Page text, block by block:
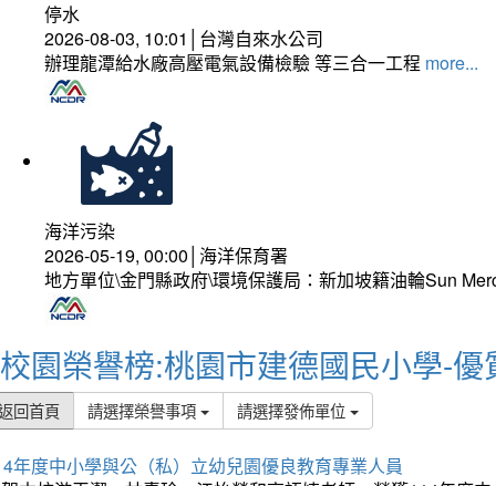
停水
2026-08-03, 10:01│台灣自來水公司
辦理龍潭給水廠高壓電氣設備檢驗 等三合一工程 more...
海洋污染
2026-05-19, 00:00│海洋保育署
地方單位\金門縣政府\環境保護局：新加坡籍油輪Sun
校園榮譽榜:桃園市建德國民小學-優
回首頁 請選擇榮譽事項 請選擇發佈單位
年度中小學與公（私）立幼兒園優良教育專業人員